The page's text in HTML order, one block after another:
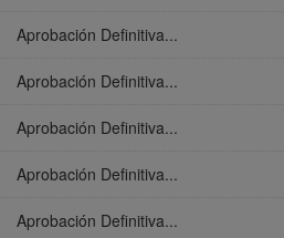
Aprobación Definitiva...
Aprobación Definitiva...
Aprobación Definitiva...
Aprobación Definitiva...
Aprobación Definitiva...